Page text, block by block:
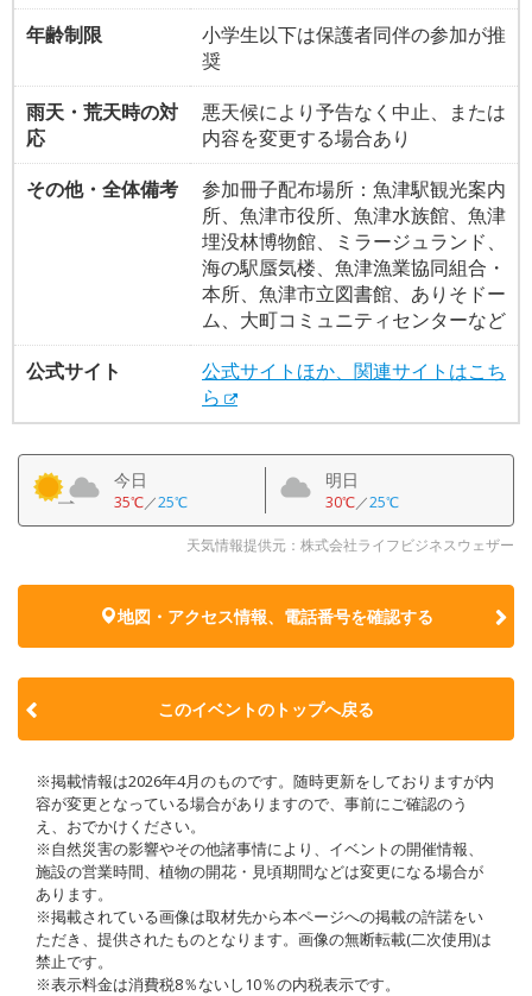
年齢制限
小学生以下は保護者同伴の参加が推
奨
雨天・荒天時の対
応
悪天候により予告なく中止、または
内容を変更する場合あり
その他・全体備考
参加冊子配布場所：魚津駅観光案内
所、魚津市役所、魚津水族館、魚津
埋没林博物館、ミラージュランド、
海の駅蜃気楼、魚津漁業協同組合・
本所、魚津市立図書館、ありそドー
ム、大町コミュニティセンターなど
公式サイト
公式サイトほか、関連サイトはこち
ら
今日
35℃／25℃
明日
30℃／25℃
天気情報提供元：株式会社ライフビジネスウェザー
地図・アクセス情報、電話番号を確認する
このイベントのトップへ戻る
※掲載情報は2026年4月のものです。随時更新をしておりますが内
容が変更となっている場合がありますので、事前にご確認のう
え、おでかけください。
※自然災害の影響やその他諸事情により、イベントの開催情報、
施設の営業時間、植物の開花・見頃期間などは変更になる場合が
あります。
※掲載されている画像は取材先から本ページへの掲載の許諾をい
ただき、提供されたものとなります。画像の無断転載(二次使用)は
禁止です。
※表示料金は消費税8％ないし10％の内税表示です。